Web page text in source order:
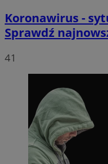
Koronawirus -
Sprawdź
41